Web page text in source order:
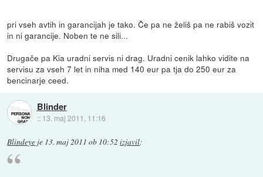
pri vseh avtih in garancijah je tako. Če pa ne želiš pa ne rabiš vozit
in ni garancije. Noben te ne sili...
Drugače pa Kia uradni servis ni drag. Uradni cenik lahko vidite na
servisu za vseh 7 let in niha med 140 eur pa tja do 250 eur za
bencinarje ceed.
Blinder
:: 13. maj 2011, 11:16
Blindeye je 13. maj 2011 ob 10:52 izjavil: